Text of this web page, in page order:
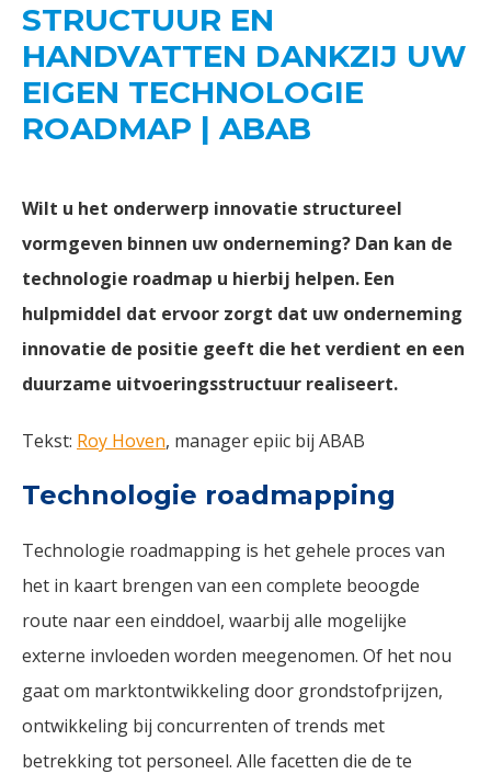
STRUCTUUR EN
HANDVATTEN DANKZIJ UW
EIGEN TECHNOLOGIE
ROADMAP | ABAB
Wilt u het onderwerp innovatie structureel
vormgeven binnen uw onderneming? Dan kan de
technologie roadmap u hierbij helpen. Een
hulpmiddel dat ervoor zorgt dat uw onderneming
innovatie de positie geeft die het verdient en een
duurzame uitvoeringsstructuur realiseert.
Tekst: Roy Hoven, manager epiic bij ABAB
Technologie roadmapping
Technologie roadmapping is het gehele proces van
het in kaart brengen van een complete beoogde
route naar een einddoel, waarbij alle mogelijke
externe invloeden worden meegenomen. Of het nou
gaat om marktontwikkeling door grondstofprijzen,
ontwikkeling bij concurrenten of trends met
betrekking tot personeel. Alle facetten die de te